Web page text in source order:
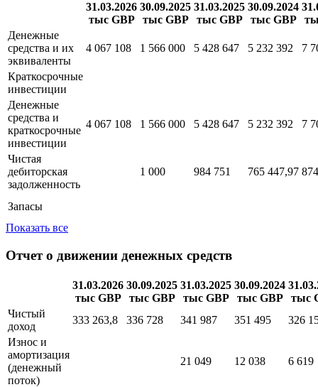
31.03.2026
тыс GBP
30.09.2025
тыс GBP
31.03.2025
тыс GBP
30.09.2024
тыс GBP
Денежные
средства и их
эквиваленты
4 067 108 1 566 000 5 428 647 5 232 392 7
Краткосрочные
инвестиции
Денежные
средства и
краткосрочные
инвестиции
4 067 108 1 566 000 5 428 647 5 232 392 7
Чистая
дебиторская
задолженность
1 000 984 751 765 447,97
Запасы
Показать все
Отчет о движении денежных средств
31.03.2026
тыс GBP
30.09.2025
тыс GBP
31.03.2025
тыс GBP
30.09.2024
тыс GBP
тыс
Чистый
доход
333 263,8 336 728 341 987 351 495
326
Износ и
амортизация
(денежный
поток)
21 049 12 038 6 619